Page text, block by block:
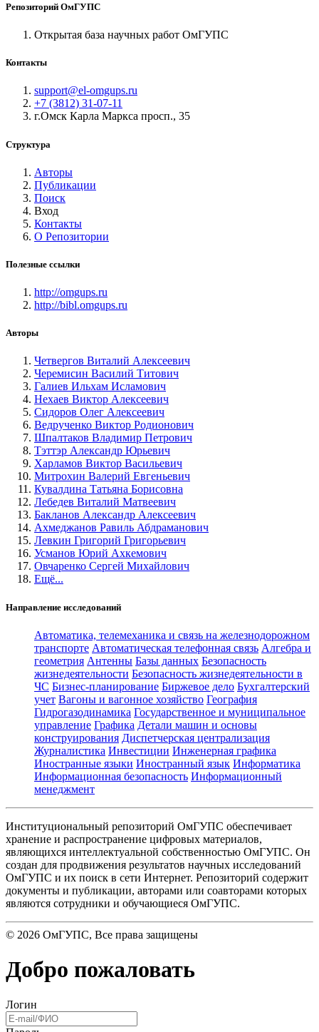
Репозиторий ОмГУПС
Открытая база научных работ ОмГУПС
Контакты
support@el-omgups.ru
+7 (3812) 31-07-11
г.Омск Карла Маркса просп., 35
Структура
Авторы
Публикации
Поиск
Вход
Контакты
О Репозитории
Полезные ссылки
http://omgups.ru
http://bibl.omgups.ru
Авторы
Четвергов Виталий Алексеевич
Черемисин Василий Титович
Галиев Ильхам Исламович
Нехаев Виктор Алексеевич
Сидоров Олег Алексеевич
Ведрученко Виктор Родионович
Шпалтаков Владимир Петрович
Тэттэр Александр Юрьевич
Харламов Виктор Васильевич
Митрохин Валерий Евгеньевич
Кувалдина Татьяна Борисовна
Лебедев Виталий Матвеевич
Бакланов Александр Алексеевич
Ахмеджанов Равиль Абдраманович
Левкин Григорий Григорьевич
Усманов Юрий Ахкемович
Овчаренко Сергей Михайлович
Ещё...
Направление исследований
Автоматика, телемеханика и связь на железнодорожном
транспорте Автоматическая телефонная связь Алгебра и
геометрия Антенны Базы данных Безопасность
жизнедеятельности Безопасность жизнедеятельности в
ЧС Бизнес-планирование Биржевое дело Бухгалтерский
учет Вагоны и вагонное хозяйство География
Гидрогазодинамика Государственное и муниципальное
управление Графика Детали машин и основы
конструирования Диспетчерская централизация
Журналистика Инвестиции Инженерная графика
Иностранные языки Иностранный язык Информатика
Информационная безопасность Информационный
менеджмент
Институциональный репозиторий ОмГУПС обеспечивает
хранение и распространение цифровых материалов,
являющихся интеллектуальной собственностью ОмГУПС. Он
создан для продвижения результатов научных исследований
ОмГУПС и их поиск в сети Интернет. Репозиторий содержит
документы и публикации, авторами или соавторами которых
являются сотрудники и обучающиеся ОмГУПС.
© 2026 ОмГУПС, Все права защищены
Добро пожаловать
Логин